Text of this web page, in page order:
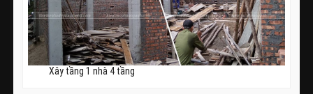
Xây tầng 1 nhà 4 tầng